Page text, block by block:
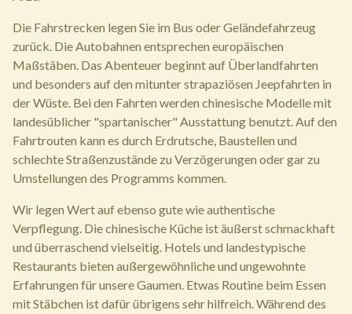
Die Fahrstrecken legen Sie im Bus oder Geländefahrzeug
zurück. Die Autobahnen entsprechen europäischen
Maßstäben. Das Abenteuer beginnt auf Überlandfahrten
und besonders auf den mitunter strapaziösen Jeepfahrten in
der Wüste. Bei den Fahrten werden chinesische Modelle mit
landesüblicher "spartanischer" Ausstattung benutzt. Auf den
Fahrtrouten kann es durch Erdrutsche, Baustellen und
schlechte Straßenzustände zu Verzögerungen oder gar zu
Umstellungen des Programms kommen.
Wir legen Wert auf ebenso gute wie authentische
Verpflegung. Die chinesische Küche ist äußerst schmackhaft
und überraschend vielseitig. Hotels und landestypische
Restaurants bieten außergewöhnliche und ungewohnte
Erfahrungen für unsere Gaumen. Etwas Routine beim Essen
mit Stäbchen ist dafür übrigens sehr hilfreich. Während des